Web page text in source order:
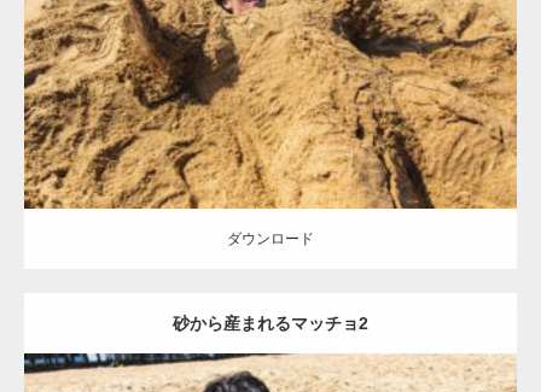
Category:海のマッチョ オレンジの人 AKIHITO(細マッチョ)
ダウンロード
ダウンロード
砂から産まれるマッチョ2